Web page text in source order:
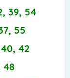
39, 54
55
42
48